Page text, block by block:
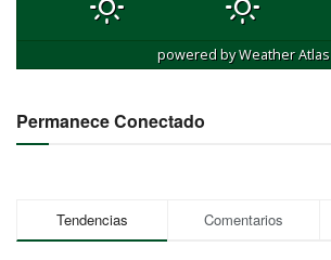
powered byWeather Atlas
Permanece Conectado
Tendencias Comentarios